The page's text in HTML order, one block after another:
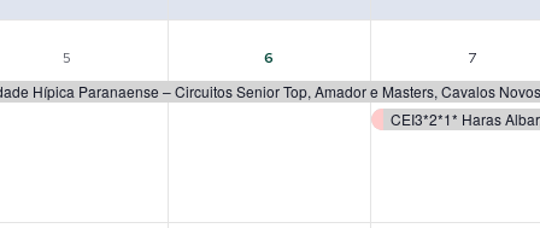
Hípica Paranaense – Circuitos Senior Top, Amador e Masters, Cavalos Novos
1
evento,
5
1
evento,
6
2
7
CEI3*2*1* Haras